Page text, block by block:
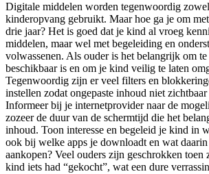
Digitale middelen worden tegenwoordig
kinderopvang gebruikt. Maar hoe ga je om
drie jaar? Het is goed dat je kind al vroeg
middelen, maar wel met begeleiding en
volwassenen. Als ouder is het belangrijk om
beschikbaar is en om je kind veilig te laten
Tegenwoordig zijn er veel filters en
instellen zodat ongepaste inhoud niet
Informeer bij je internetprovider naar de
zozeer de duur van de schermtijd die het
inhoud. Toon interesse en begeleid je kind in
ook bij welke apps je downloadt en wat
aankopen? Veel ouders zijn geschrokken toen
kind iets had “gekocht”, wat een dure